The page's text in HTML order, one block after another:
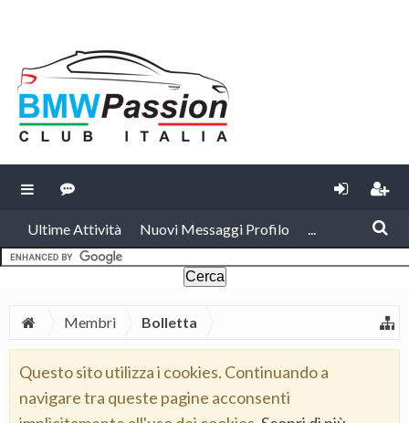
Ultime Attività Nuovi Messaggi Profilo ...
Membri Bolletta
Questo sito utilizza i cookies. Continuando a
navigare tra queste pagine acconsenti